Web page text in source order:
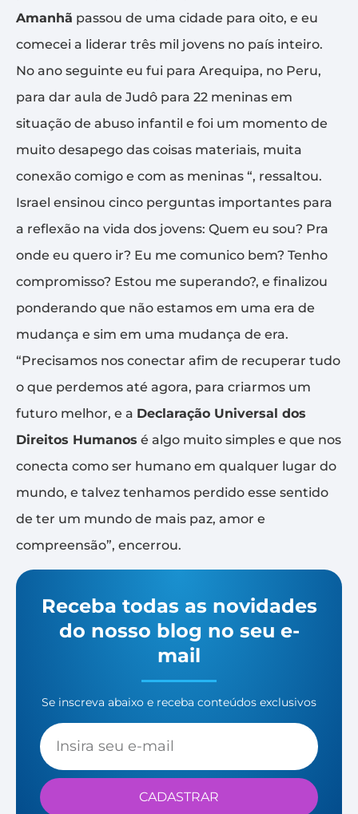
Amanhã passou de uma cidade para oito, e eu
comecei a liderar três mil jovens no país inteiro.
No ano seguinte eu fui para Arequipa, no Peru,
para dar aula de Judô para 22 meninas em
situação de abuso infantil e foi um momento de
muito desapego das coisas materiais, muita
conexão comigo e com as meninas “, ressaltou.
Israel ensinou cinco perguntas importantes para
a reflexão na vida dos jovens: Quem eu sou? Pra
onde eu quero ir? Eu me comunico bem? Tenho
compromisso? Estou me superando?, e finalizou
ponderando que não estamos em uma era de
mudança e sim em uma mudança de era.
“Precisamos nos conectar afim de recuperar tudo
o que perdemos até agora, para criarmos um
futuro melhor, e a Declaração Universal dos
Direitos Humanos é algo muito simples e que nos
conecta como ser humano em qualquer lugar do
mundo, e talvez tenhamos perdido esse sentido
de ter um mundo de mais paz, amor e
compreensão”, encerrou.
Receba todas as novidades
do nosso blog no seu e-
mail
Se inscreva abaixo e receba conteúdos exclusivos
CADASTRAR